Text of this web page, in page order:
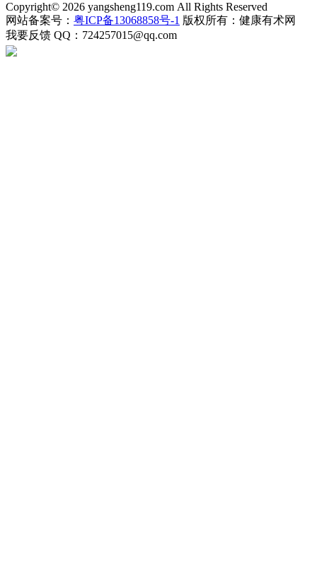
Copyright© 2026 yangsheng119.com All Rights Reserved
网站备案号： 粤ICP备13068858号-1 版权所有：健康有术网
我要反馈 QQ：724257015@qq.com